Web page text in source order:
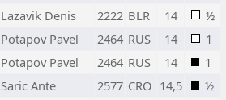
Lazavik Denis 2222 BLR 14
½
Potapov Pavel 2464 RUS 14
1
Potapov Pavel 2464 RUS 14
1
Saric Ante 2577 CRO 14,5
½